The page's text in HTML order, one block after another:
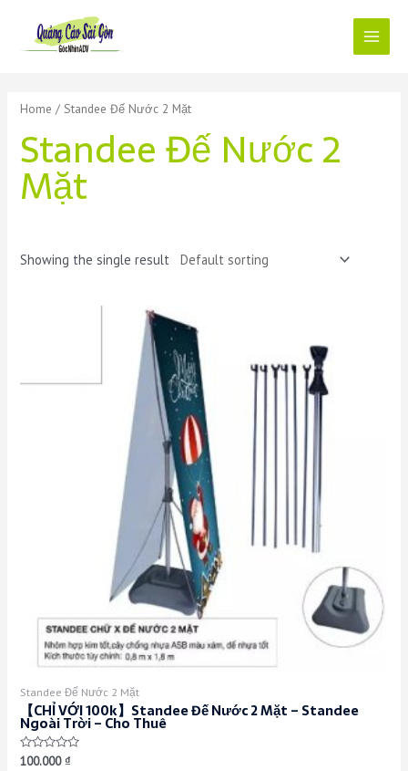
content
Main
Home / Standee Đế Nước 2 Mặt
Standee Đế Nước 2
Mặt
Showing the single result
Standee Đế Nước 2 Mặt
【CHỈ VỚI 100k】Standee Đế Nước 2 Mặt – Standee
Ngoài Trời – Cho Thuê
Rated
100.000₫